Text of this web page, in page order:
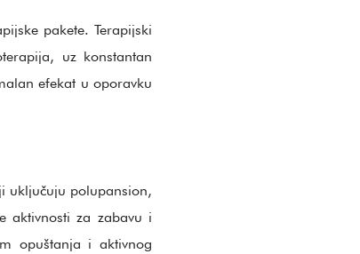
pakete. Terapijski
uz konstantan
efekat u oporavku
uključuju polupansion,
aktivnosti za zabavu i
opuštanja i aktivnog